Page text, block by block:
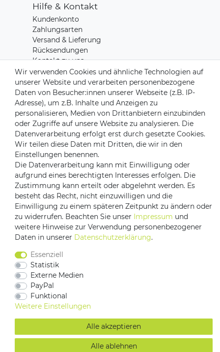
Hilfe & Kontakt
Kundenkonto
Zahlungsarten
Versand & Lieferung
Rücksendungen
Kontakt zu uns
Zahlungsanbieter
Versandpartner
Impressum Daten­schutz­erklärung
AGB
Barrierefreiheitserklärung
Vertrag widerrufen
Wir verwenden Cookies und ähnliche Technologien auf
unserer Website und verarbeiten personenbezogene
Daten von Besucher:innen unserer Webseite (z.B. IP-
Adresse), um z.B. Inhalte und Anzeigen zu
personalisieren, Medien von Drittanbietern einzubinden
oder Zugriffe auf unsere Website zu analysieren. Die
Datenverarbeitung erfolgt erst durch gesetzte Cookies.
Wir teilen diese Daten mit Dritten, die wir in den
Einstellungen benennen.
Die Datenverarbeitung kann mit Einwilligung oder
aufgrund eines berechtigten Interesses erfolgen. Die
Zustimmung kann erteilt oder abgelehnt werden. Es
besteht das Recht, nicht einzuwilligen und die
Einwilligung zu einem späteren Zeitpunkt zu ändern oder
zu widerrufen. Beachten Sie unser Impressum und
weitere Hinweise zur Verwendung personenbezogener
Daten in unserer Daten­schutz­erklärung.
Essenziell
Statistik
Externe Medien
PayPal
Funktional
Weitere Einstellungen
Alle akzeptieren
Alle ablehnen